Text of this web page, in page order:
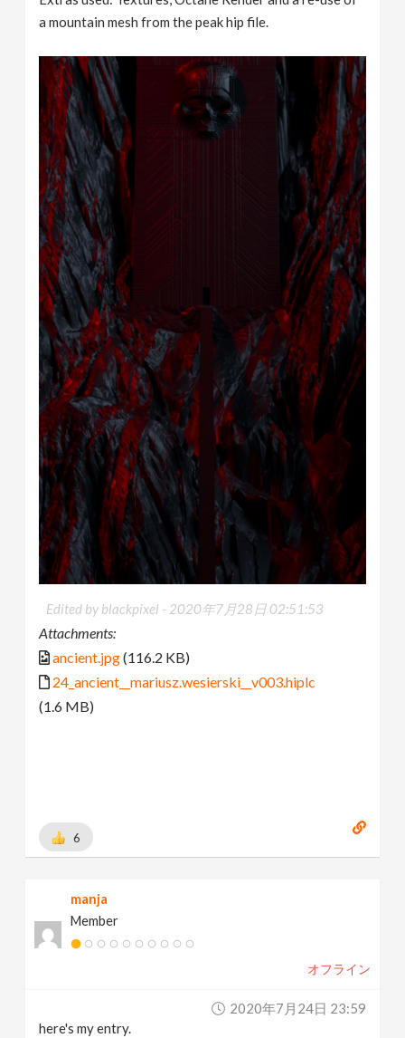
a mountain mesh from the peak hip file.
Edited by blackpixel - 2020年7月28日 02:51:53
Attachments:
ancient.jpg(116.2 KB)
24_ancient__mariusz.wesierski__v003.hiplc
(1.6 MB)
6
manja
Member
オフライン
2020年7月24日 23:59
here's my entry.